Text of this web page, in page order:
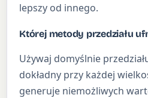
lepszy od innego.
Której metody przedziału
Używaj domyślnie
dokładny przy każdej
generuje niemożliwych